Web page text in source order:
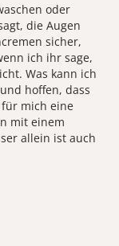
oder
die Augen
sicher,
ich ihr sage,
Was kann ich
hoffen, dass
mich eine
mit einem
allein ist auch